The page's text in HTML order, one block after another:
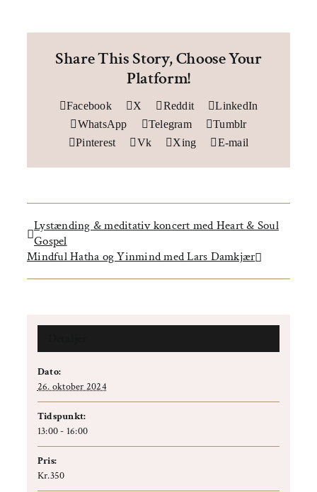
Share This Story, Choose Your
Platform!
Facebook X Reddit
LinkedIn
WhatsApp
Telegram
Tumblr
Pinterest
Vk Xing E-mail
Lystænding & meditativ koncert med Heart & Soul
Gospel
Mindful Hatha og Yinmind med Lars Damkjær
Dato:
26. oktober 2024
Tidspunkt:
13:00 - 16:00
Pris:
Kr.350